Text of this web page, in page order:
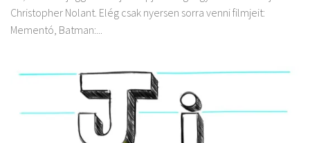
Christopher Nolant. Elég csak nyersen sorra venni filmjeit:
Mementó, Batman:...